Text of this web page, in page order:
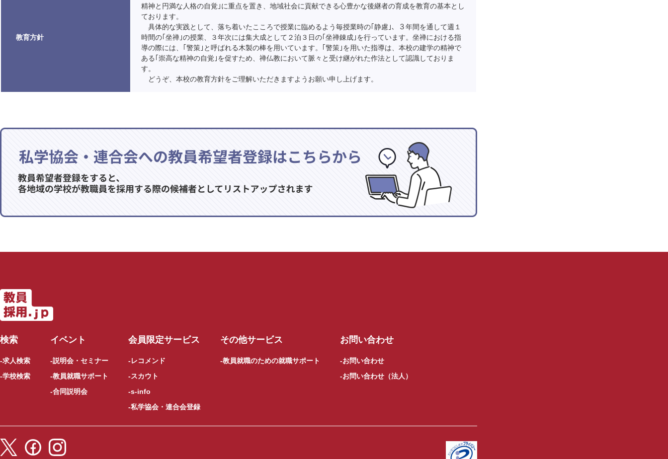
教育方針
精神と円満な人格の自覚｣に重点を置き、地域社会に貢献できる心豊かな後継者の育成を教育の基本とし
ております。
具体的な実践として、落ち着いたこころで授業に臨めるよう毎授業時の｢静慮｣、３年間を通して週１
時間の｢坐禅｣の授業、３年次には集大成として２泊３日の｢坐禅錬成｣を行っています。坐禅における指
導の際には、｢警策｣と呼ばれる木製の棒を用いています。｢警策｣を用いた指導は、本校の建学の精神で
ある｢崇高な精神の自覚｣を促すため、禅仏教において脈々と受け継がれた作法として認識しておりま
す。
どうぞ、本校の教育方針をご理解いただきますようお願い申し上げます。
検索
求人検索
学校検索
イベント
説明会・セミナー
教員就職サポート
合同説明会
会員限定サービス
レコメンド
スカウト
s-info
私学協会・連合会登録
その他サービス
教員就職のための就職サポート
お問い合わせ
お問い合わせ
お問い合わせ（法人）